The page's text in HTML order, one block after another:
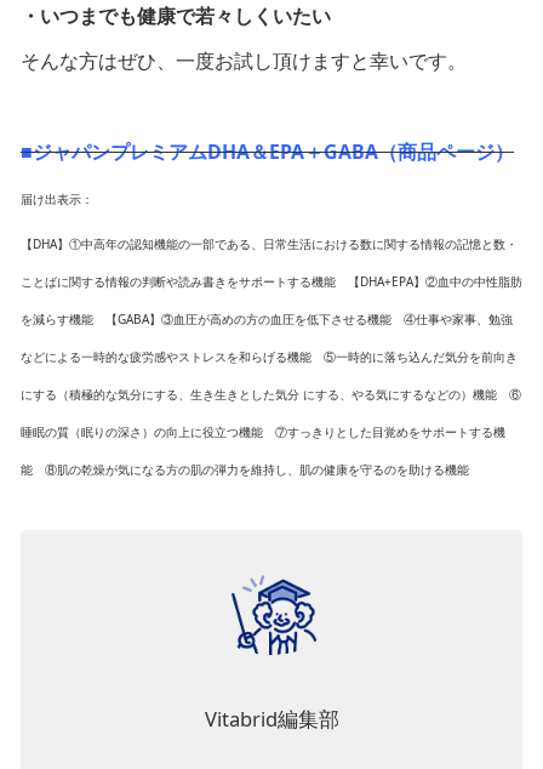
・いつまでも健康で若々しくいたい
そんな方はぜひ、一度お試し頂けますと幸いです。
■ジャパンプレミアムDHA＆EPA＋GABA（商品ページ）
届け出表示：
【DHA】①中高年の認知機能の一部である、日常生活における数に関する情報の記憶と数・
ことばに関する情報の判断や読み書きをサポートする機能 【DHA+EPA】②血中の中性脂肪
を減らす機能 【GABA】③血圧が高めの方の血圧を低下させる機能 ④仕事や家事、勉強
などによる一時的な疲労感やストレスを和らげる機能 ⑤一時的に落ち込んだ気分を前向き
にする（積極的な気分にする、生き生きとした気分 にする、やる気にするなどの）機能 ⑥
睡眠の質（眠りの深さ）の向上に役立つ機能 ⑦すっきりとした目覚めをサポートする機
能 ⑧肌の乾燥が気になる方の肌の弾力を維持し、肌の健康を守るのを助ける機能
Vitabrid編集部